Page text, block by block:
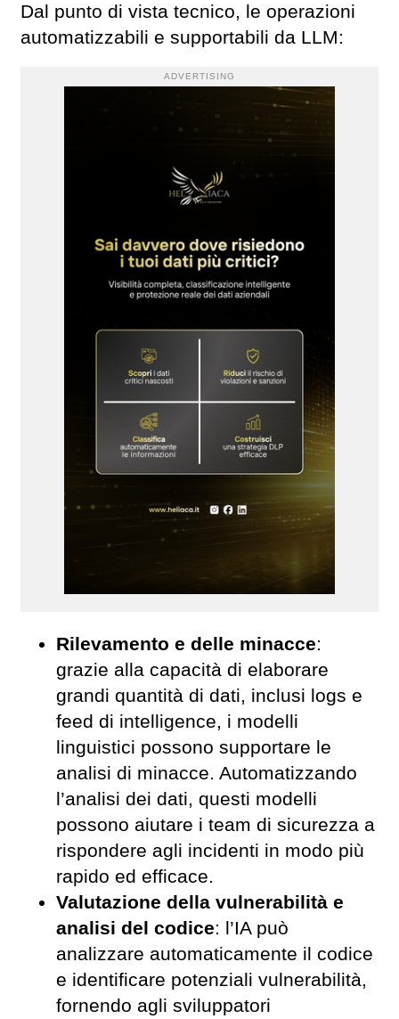
Dal punto di vista tecnico, le operazioni
automatizzabili e supportabili da LLM:
ADVERTISING
Rilevamento e delle minacce:
grazie alla capacità di elaborare
grandi quantità di dati, inclusi logs e
feed di intelligence, i modelli
linguistici possono supportare le
analisi di minacce. Automatizzando
l’analisi dei dati, questi modelli
possono aiutare i team di sicurezza a
rispondere agli incidenti in modo più
rapido ed efficace.
Valutazione della vulnerabilità e
analisi del codice: l’IA può
analizzare automaticamente il codice
e identificare potenziali vulnerabilità,
fornendo agli sviluppatori